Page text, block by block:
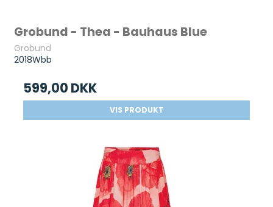
Grobund - Thea - Bauhaus Blue
Grobund
2018Wbb
599,00 DKK
VIS PRODUKT